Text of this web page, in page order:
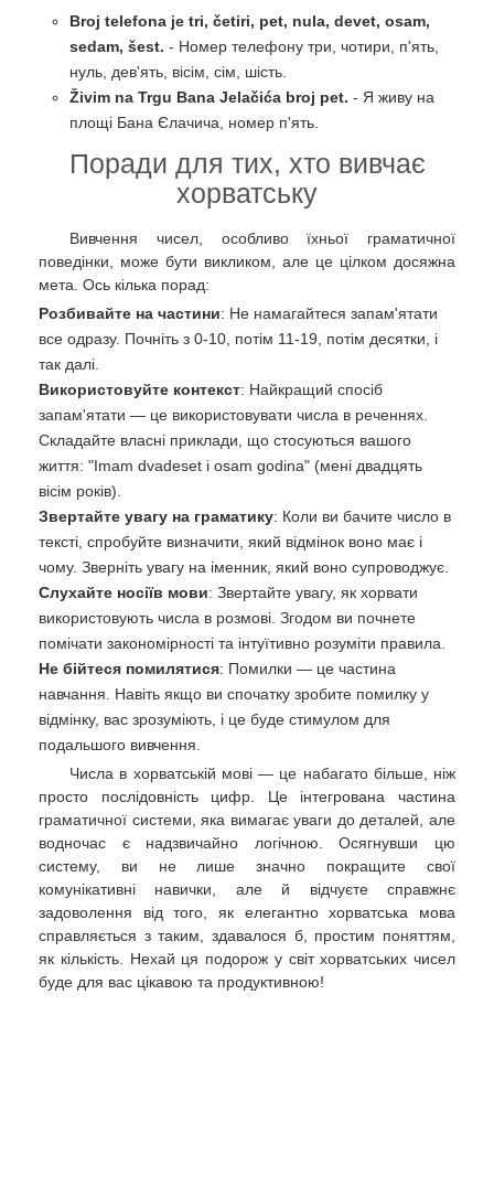
Broj telefona je tri, četiri, pet, nula, devet, osam,
sedam, šest. - Номер телефону три, чотири, п'ять,
нуль, дев'ять, вісім, сім, шість.
Živim na Trgu Bana Jelačića broj pet. - Я живу на
площі Бана Єлачича, номер п'ять.
Поради для тих, хто вивчає
хорватську
Вивчення чисел, особливо їхньої граматичної
поведінки, може бути викликом, але це цілком досяжна
мета. Ось кілька порад:
Розбивайте на частини: Не намагайтеся запам'ятати
все одразу. Почніть з 0-10, потім 11-19, потім десятки, і
так далі.
Використовуйте контекст: Найкращий спосіб
запам'ятати — це використовувати числа в реченнях.
Складайте власні приклади, що стосуються вашого
життя: "Imam dvadeset i osam godina" (мені двадцять
вісім років).
Звертайте увагу на граматику: Коли ви бачите число в
тексті, спробуйте визначити, який відмінок воно має і
чому. Зверніть увагу на іменник, який воно супроводжує.
Слухайте носіїв мови: Звертайте увагу, як хорвати
використовують числа в розмові. Згодом ви почнете
помічати закономірності та інтуїтивно розуміти правила.
Не бійтеся помилятися: Помилки — це частина
навчання. Навіть якщо ви спочатку зробите помилку у
відмінку, вас зрозуміють, і це буде стимулом для
подальшого вивчення.
Числа в хорватській мові — це набагато більше, ніж
просто послідовність цифр. Це інтегрована частина
граматичної системи, яка вимагає уваги до деталей, але
водночас є надзвичайно логічною. Осягнувши цю
систему, ви не лише значно покращите свої
комунікативні навички, але й відчуєте справжнє
задоволення від того, як елегантно хорватська мова
справляється з таким, здавалося б, простим поняттям,
як кількість. Нехай ця подорож у світ хорватських чисел
буде для вас цікавою та продуктивною!